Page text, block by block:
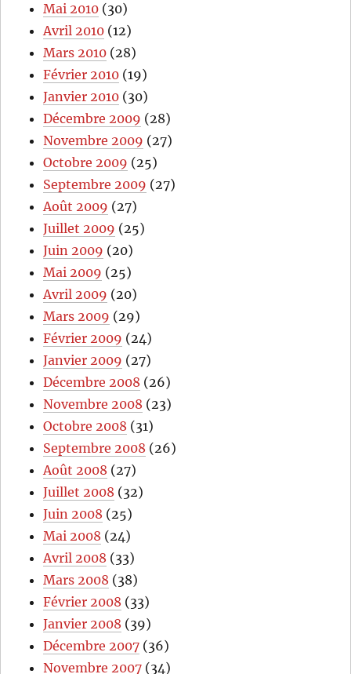
Mai 2010 (30)
Avril 2010 (12)
Mars 2010 (28)
Février 2010 (19)
Janvier 2010 (30)
Décembre 2009 (28)
Novembre 2009 (27)
Octobre 2009 (25)
Septembre 2009 (27)
Août 2009 (27)
Juillet 2009 (25)
Juin 2009 (20)
Mai 2009 (25)
Avril 2009 (20)
Mars 2009 (29)
Février 2009 (24)
Janvier 2009 (27)
Décembre 2008 (26)
Novembre 2008 (23)
Octobre 2008 (31)
Septembre 2008 (26)
Août 2008 (27)
Juillet 2008 (32)
Juin 2008 (25)
Mai 2008 (24)
Avril 2008 (33)
Mars 2008 (38)
Février 2008 (33)
Janvier 2008 (39)
Décembre 2007 (36)
Novembre 2007 (34)